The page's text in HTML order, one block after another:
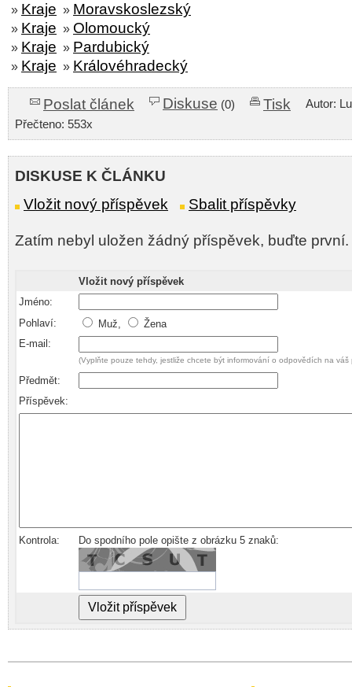
» Kraje » Moravskoslezský
» Kraje » Olomoucký
» Kraje » Pardubický
» Kraje » Královéhradecký
Poslat článek Diskuse (0) Tisk
Autor:
Přečteno: 553x
DISKUSE K ČLÁNKU
Vložit nový příspěvek
Sbalit příspěvky
Zatím nebyl uložen žádný příspěvek, buďte první.
Vložit nový příspěvek
Jméno:
Pohlaví:
Muž,
Žena
E-mail:
(Vyplňte pouze tehdy, jestliže chcete být informování o odpovědích na váš
Předmět:
Příspěvek:
Kontrola: Do spodního pole opište z obrázku 5 znaků: